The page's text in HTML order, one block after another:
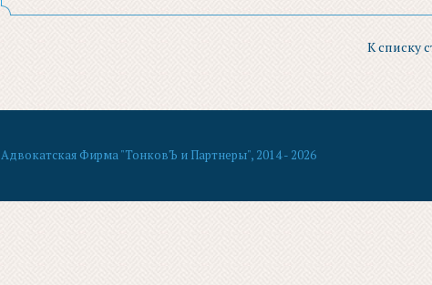
К списку
Адвокатская Фирма "ТонковЪ и Партнеры", 2014 - 2026